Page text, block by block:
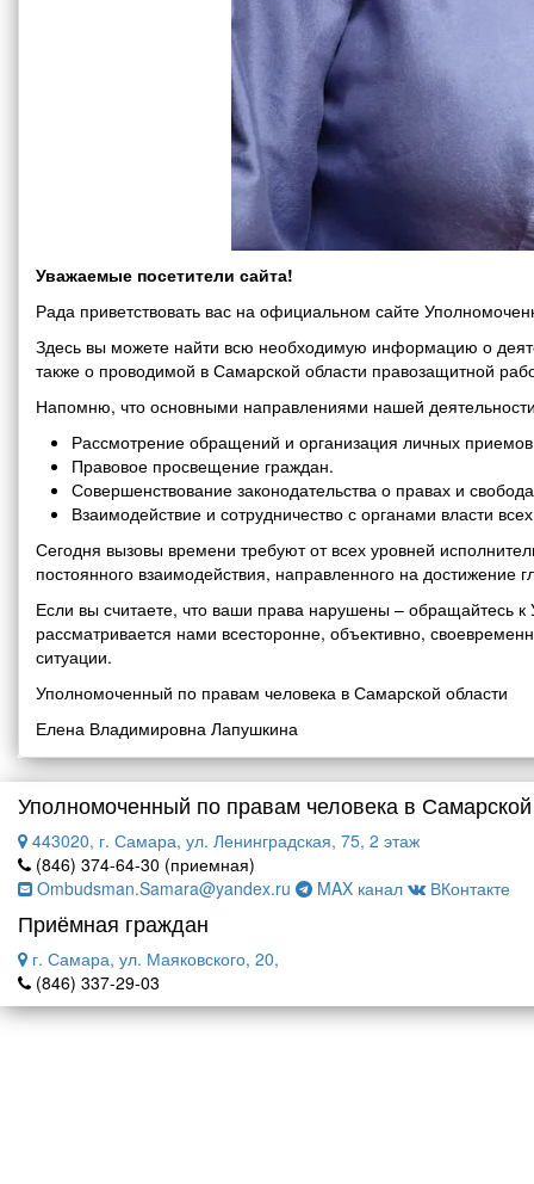
Уважаемые посетители сайта!
Рада приветствовать вас на официальном сайте
Здесь вы можете найти всю необходимую информацию о
также о проводимой в Самарской области правозащитной
Напомню, что основными направлениями нашей
Рассмотрение обращений и организация личных
Правовое просвещение граждан.
Совершенствование законодательства о правах и
Взаимодействие и сотрудничество с органами власти
Сегодня вызовы времени требуют от всех уровней
постоянного взаимодействия, направленного на
Если вы считаете, что ваши права нарушены – обращайтесь
рассматривается нами всесторонне, объективно,
ситуации.
Уполномоченный по правам человека в Самарской области
Елена Владимировна Лапушкина
Уполномоченный по правам человека в
443020, г. Самара, ул. Ленинградская, 75, 2 этаж
(846) 374-64-30 (приемная)
Ombudsman.Samara@yandex.ru
MAX канал ВКонтакте
Приёмная граждан
г. Самара, ул. Маяковского, 20,
(846) 337-29-03